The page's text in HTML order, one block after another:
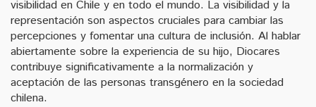
visibilidad en Chile y en todo el mundo. La visibilidad y la
representación son aspectos cruciales para cambiar las
percepciones y fomentar una cultura de inclusión. Al hablar
abiertamente sobre la experiencia de su hijo, Diocares
contribuye significativamente a la normalización y
aceptación de las personas transgénero en la sociedad
chilena.